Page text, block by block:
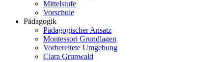
Mittelstufe
Vorschule
Pädagogik
Pädagogischer Ansatz
Montessori Grundlagen
Vorbereitete Umgebung
Clara Grunwald